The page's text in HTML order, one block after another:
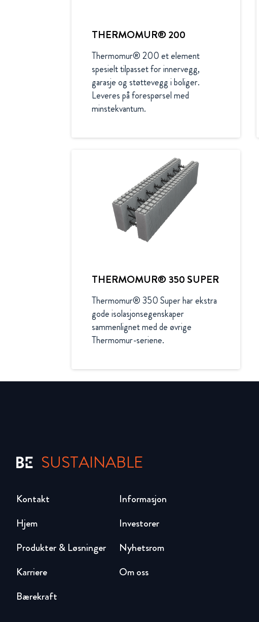
THERMOMUR® 200
Thermomur® 200 et element
spesielt tilpasset for innervegg,
garasje og støttevegg i boliger.
Leveres på forespørsel med
minstekvantum.
THERMOMUR® 350 SUPER
Thermomur® 350 Super har ekstra
gode isolasjonsegenskaper
sammenlignet med de øvrige
Thermomur-seriene.
SUSTAINABLE
Hjem
Produkter & Løsninger
Karriere
Bærekraft
Investorer
Nyhetsrom
Om oss
Kontakt Informasjon